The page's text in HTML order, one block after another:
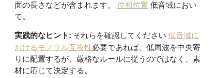
面の長さなどが含まれます。 位相位置 低音域におい
て。
実践的なヒント: それらを確認してください 低音域に
おけるモノラル互換性必要であれば、低周波を中央寄
りに配置するが、厳格なルールに従うのではなく、素
材に応じて決定する。